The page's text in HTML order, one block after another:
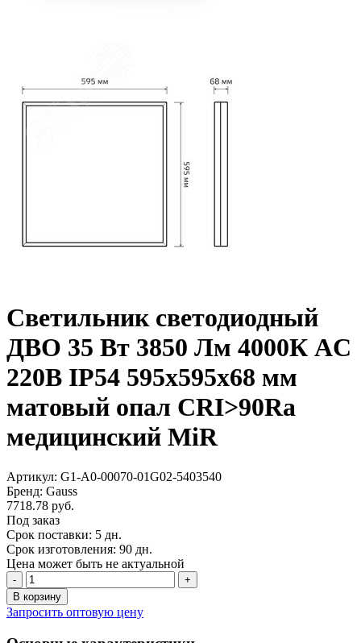
Светильник светодиодный
ДВО 35 Вт 3850 Лм 4000К AC
220В IP54 595х595х68 мм
матовый опал CRI>90Ra
медицинский MiR
Артикул: G1-A0-00070-01G02-5403540
Бренд: Gauss
7718.78 руб.
Под заказ
Срок поставки: 5 дн.
Срок изготовления: 90 дн.
Цена может быть не актуальной
-
+
В корзину
Запросить оптовую цену